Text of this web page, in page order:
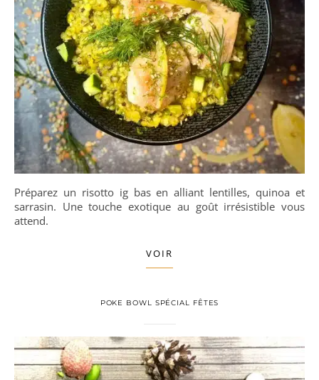
Préparez un risotto ig bas en alliant lentilles, quinoa et
sarrasin. Une touche exotique au goût irrésistible vous
attend.
VOIR
POKE BOWL SPÉCIAL FÊTES